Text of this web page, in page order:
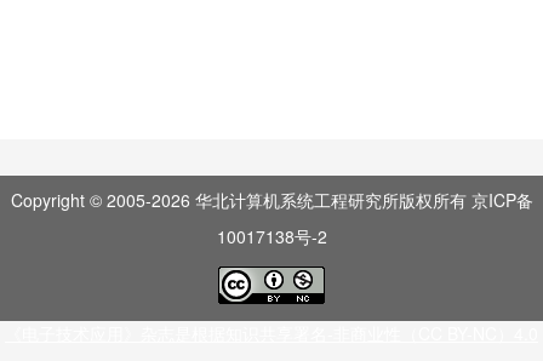
Copyright © 2005-2026 华北计算机系统工程研究所版权所有 京ICP备
10017138号-2